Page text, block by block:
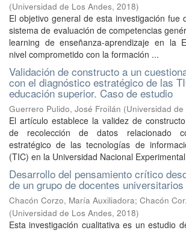
(Universidad de Los Andes, 2018)
El objetivo general de esta investigación fue
sistema de evaluación de competencias
learning de enseñanza-aprendizaje en la
nivel comprometido con la formación ...
Validación de constructo a un
con el diagnóstico estratégico de las
educación superior. Caso de estudio
Guerrero Pulido, José Froilán (Universidad
El artículo establece la validez de
de recolección de datos relacionado
estratégico de las tecnologías de
(TIC) en la Universidad Nacional
Desarrollo del pensamiento crítico
de un grupo de docentes universitarios
Chacón Corzo, María Auxiliadora; Chacón
(Universidad de Los Andes, 2018)
Esta investigación cualitativa es un estudio